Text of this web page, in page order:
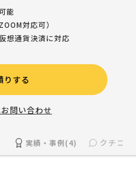
能
対応可）
想通貨決済に対応
りする
問い合わせ
実績・事例(4) クチコ